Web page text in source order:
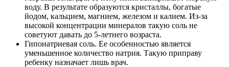
воду. В результате образуются кристаллы, богатые
йодом, кальцием, магнием, железом и калием. Из-за
высокой концентрации минералов такую соль не
советуют давать до 5-летнего возраста.
Гипонатриевая соль. Ее особенностью является
уменьшенное количество натрия. Такую приправу
ребенку назначает лишь врач.